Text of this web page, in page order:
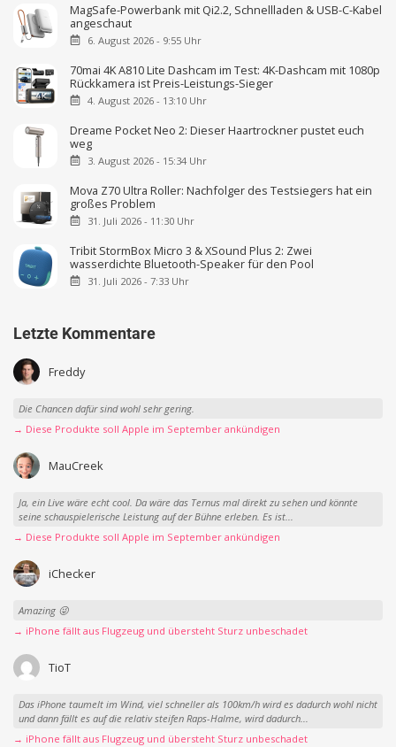
MagSafe-Powerbank mit Qi2.2, Schnellladen & USB-C-Kabel
angeschaut
6. August 2026 - 9:55 Uhr
70mai 4K A810 Lite Dashcam im Test: 4K-Dashcam mit 1080p
Rückkamera ist Preis-Leistungs-Sieger
4. August 2026 - 13:10 Uhr
Dreame Pocket Neo 2: Dieser Haartrockner pustet euch
weg
3. August 2026 - 15:34 Uhr
Mova Z70 Ultra Roller: Nachfolger des Testsiegers hat ein
großes Problem
31. Juli 2026 - 11:30 Uhr
Tribit StormBox Micro 3 & XSound Plus 2: Zwei
wasserdichte Bluetooth-Speaker für den Pool
31. Juli 2026 - 7:33 Uhr
Letzte Kommentare
Freddy
Die Chancen dafür sind wohl sehr gering.
→ Diese Produkte soll Apple im September ankündigen
MauCreek
Ja, ein Live wäre echt cool. Da wäre das Ternus mal direkt zu sehen und könnte
seine schauspielerische Leistung auf der Bühne erleben. Es ist...
→ Diese Produkte soll Apple im September ankündigen
iChecker
Amazing 😜
→ iPhone fällt aus Flugzeug und übersteht Sturz unbeschadet
TioT
Das iPhone taumelt im Wind, viel schneller als 100km/h wird es dadurch wohl nicht
und dann fällt es auf die relativ steifen Raps-Halme, wird dadurch...
→ iPhone fällt aus Flugzeug und übersteht Sturz unbeschadet